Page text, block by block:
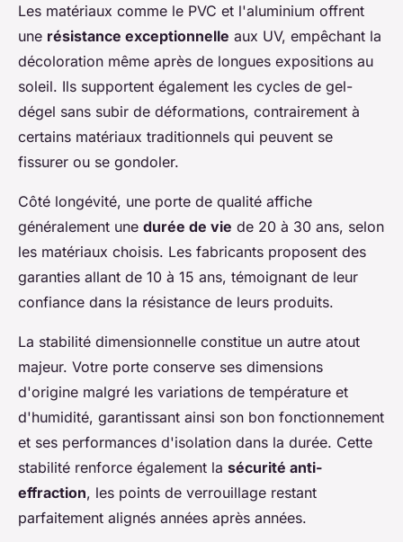
Les matériaux comme le PVC et l'aluminium offrent
une résistance exceptionnelle aux UV, empêchant la
décoloration même après de longues expositions au
soleil. Ils supportent également les cycles de gel-
dégel sans subir de déformations, contrairement à
certains matériaux traditionnels qui peuvent se
fissurer ou se gondoler.
Côté longévité, une porte de qualité affiche
généralement une durée de vie de 20 à 30 ans, selon
les matériaux choisis. Les fabricants proposent des
garanties allant de 10 à 15 ans, témoignant de leur
confiance dans la résistance de leurs produits.
La stabilité dimensionnelle constitue un autre atout
majeur. Votre porte conserve ses dimensions
d'origine malgré les variations de température et
d'humidité, garantissant ainsi son bon fonctionnement
et ses performances d'isolation dans la durée. Cette
stabilité renforce également la sécurité anti-
effraction, les points de verrouillage restant
parfaitement alignés années après années.